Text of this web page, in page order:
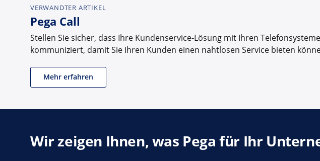
VERWANDTER ARTIKEL
Pega Call
Stellen Sie sicher, dass Ihre Kundenservice-Lösung mit Ihren
kommuniziert, damit Sie Ihren Kunden einen nahtlosen Service bieten
Mehr erfahren
Wir zeigen Ihnen, was Pega für Ihr